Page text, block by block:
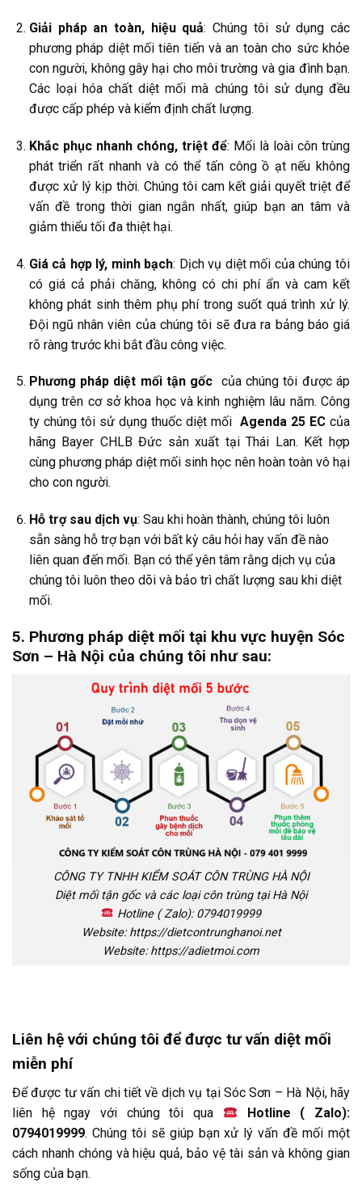
Giải pháp an toàn, hiệu quả: Chúng tôi sử dụng các
phương pháp diệt mối tiên tiến và an toàn cho sức khỏe
con người, không gây hại cho môi trường và gia đình bạn.
Các loại hóa chất diệt mối mà chúng tôi sử dụng đều
được cấp phép và kiểm định chất lượng.
Khắc phục nhanh chóng, triệt để: Mối là loài côn trùng
phát triển rất nhanh và có thể tấn công ồ ạt nếu không
được xử lý kịp thời. Chúng tôi cam kết giải quyết triệt để
vấn đề trong thời gian ngắn nhất, giúp bạn an tâm và
giảm thiểu tối đa thiệt hại.
Giá cả hợp lý, minh bạch: Dịch vụ diệt mối của chúng tôi
có giá cả phải chăng, không có chi phí ẩn và cam kết
không phát sinh thêm phụ phí trong suốt quá trình xử lý.
Đội ngũ nhân viên của chúng tôi sẽ đưa ra bảng báo giá
rõ ràng trước khi bắt đầu công việc.
Phương pháp diệt mối tận gốc của chúng tôi được áp
dụng trên cơ sở khoa học và kinh nghiệm lâu năm. Công
ty chúng tôi sử dụng thuốc diệt mối Agenda 25 EC của
hãng Bayer CHLB Đức sản xuất tại Thái Lan. Kết hợp
cùng phương pháp diệt mối sinh học nên hoàn toàn vô hại
cho con người.
Hỗ trợ sau dịch vụ: Sau khi hoàn thành, chúng tôi luôn
sẵn sàng hỗ trợ bạn với bất kỳ câu hỏi hay vấn đề nào
liên quan đến mối. Bạn có thể yên tâm rằng dịch vụ của
chúng tôi luôn theo dõi và bảo trì chất lượng sau khi diệt
mối.
5. Phương pháp diệt mối tại khu vực huyện Sóc
Sơn – Hà Nội của chúng tôi như sau:
CÔNG TY TNHH KIỂM SOÁT CÔN TRÙNG HÀ NỘI
Diệt mối tận gốc và các loại côn trùng tại Hà Nội
Hotline ( Zalo): 0794019999
Website: https://dietcontrunghanoi.net
Website: https://adietmoi.com
Liên hệ với chúng tôi để được tư vấn diệt mối
miễn phí
Để được tư vấn chi tiết về dịch vụ tại Sóc Sơn – Hà Nội, hãy
liên hệ ngay với chúng tôi qua
Hotline ( Zalo):
0794019999. Chúng tôi sẽ giúp bạn xử lý vấn đề mối một
cách nhanh chóng và hiệu quả, bảo vệ tài sản và không gian
sống của bạn.